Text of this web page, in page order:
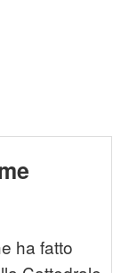
ha fatto